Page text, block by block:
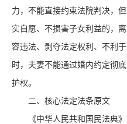
力，不能直接约束法院判决，
实自愿、不损害子女利益的，
容违法、剥夺法定权利、不利
时，夫妻不能通过婚内约定彻
护权。
二、核心法定法条原文
《中华人民共和国民法典